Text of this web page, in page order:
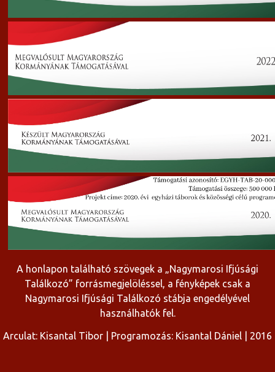
A honlapon található szövegek a „Nagymarosi Ifjúsági
Találkozó” forrásmegjelöléssel, a fényképek csak a
Nagymarosi Ifjúsági Találkozó stábja engedélyével
használhatók fel.
Arculat: Kisantal Tibor | Programozás: Kisantal Dániel | 2016